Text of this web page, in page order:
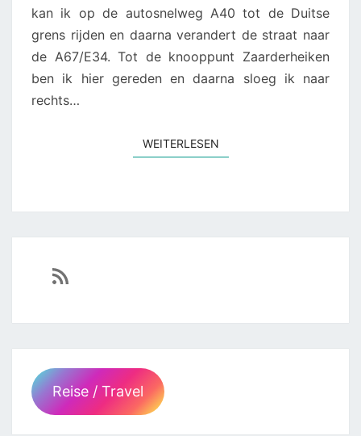
kan ik op de autosnelweg A40 tot de Duitse
grens rijden en daarna verandert de straat naar
de A67/E34. Tot de knooppunt Zaarderheiken
ben ik hier gereden en daarna sloeg ik naar
rechts…
WEITERLESENWEITERLESEN
https://sven-essen.de/feed/
Reise / Travel